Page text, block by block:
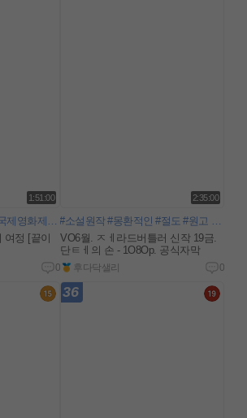
1:51:00
제영화제 #비장한
정 [끝이
0
2:35:00
#소설원작 #몽환적인 #절도 #원고 #영화제
VO6월. ㅈㅔ라드버틀러 신작 19금.
단ㅌㅔ의 손 - 1O8Op. 공식자막
후다닥샐리 0
36